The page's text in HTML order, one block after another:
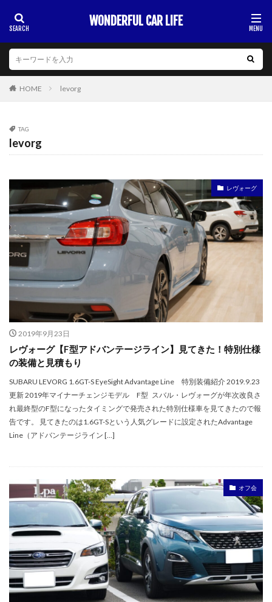
WONDERFUL CAR LIFE
HOME levorg
TAG
levorg
レヴォーグ
2019年9月23日
レヴォーグ【F型アドバンテージライン】見てきた！特別仕様
の装備と見積もり
SUBARU LEVORG 1.6GT-S EyeSight Advantage Line 特別装備紹介 2019.9.23
更新 2019年マイナーチェンジモデル F型 スバル・レヴォーグが年次改良さ
れ最終型のF型になったタイミングで発売された特別仕様車を見てきたので報
告です。 見てきたのは1.6GT-Sという人気グレードに設定されたAdvantage
Line（アドバンテージライン […]
オフ会